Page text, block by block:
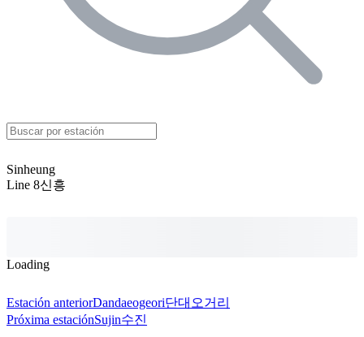
Sinheung
Line 8신흥
Loading
Estación anteriorDandaeogeori단대오거리
Próxima estaciónSujin수진